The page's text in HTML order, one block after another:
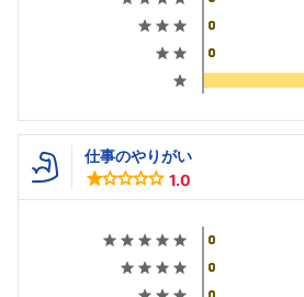
仕事のやりがい
1.0